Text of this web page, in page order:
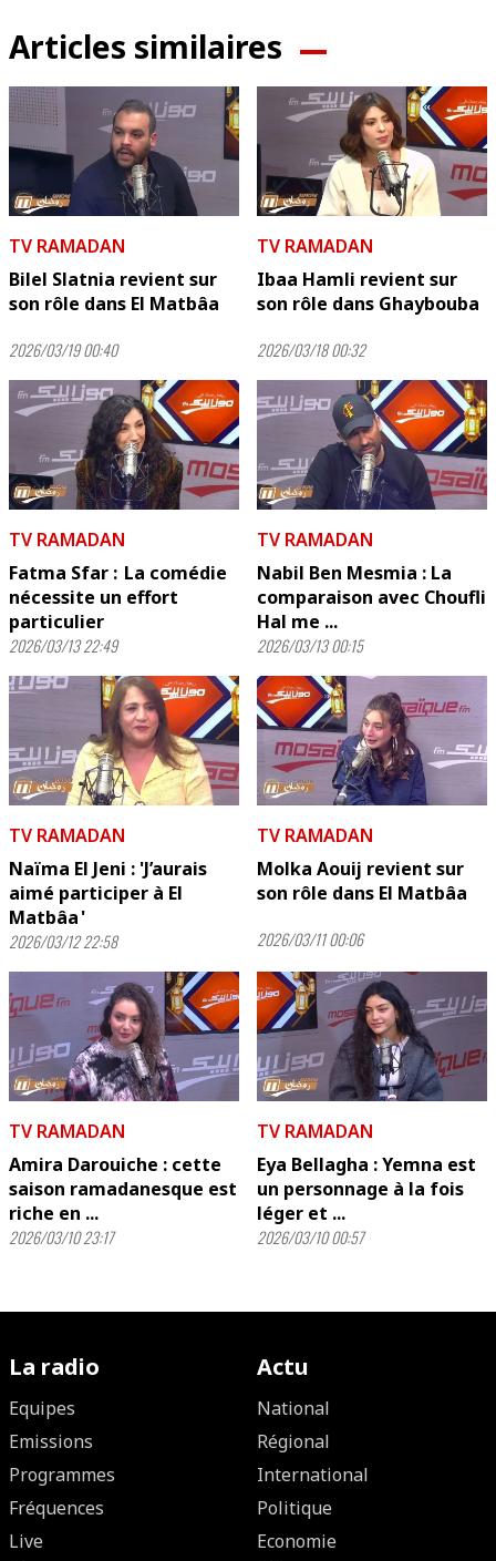
Articles similaires
TV RAMADAN
Bilel Slatnia revient sur
son rôle dans El Matbâa
2026/03/19 00:40
TV RAMADAN
Ibaa Hamli revient sur
son rôle dans Ghaybouba
2026/03/18 00:32
TV RAMADAN
Fatma Sfar : La comédie
nécessite un effort
particulier
2026/03/13 22:49
TV RAMADAN
Nabil Ben Mesmia : La
comparaison avec Choufli
Hal me ...
2026/03/13 00:15
TV RAMADAN
Naïma El Jeni : 'J’aurais
aimé participer à El
Matbâa '
2026/03/12 22:58
TV RAMADAN
Molka Aouij revient sur
son rôle dans El Matbâa
2026/03/11 00:06
TV RAMADAN
Amira Darouiche : cette
saison ramadanesque est
riche en ...
2026/03/10 23:17
TV RAMADAN
Eya Bellagha : Yemna est
un personnage à la fois
léger et ...
2026/03/10 00:57
La radio
Equipes
Emissions
Programmes
Fréquences
Live
Actu
National
Régional
International
Politique
Economie